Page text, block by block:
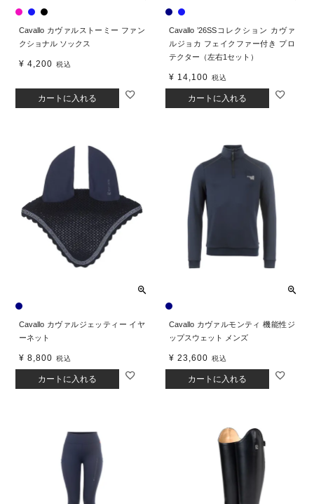
Cavallo カヴァルストーミー ファン
クショナル ソックス
¥ 4,200 税込
カートに入れる
Cavallo ’26SSコレクション カヴァ
ルジョカ フェイクファー付き プロ
テクター（左右1セット）
¥ 14,100 税込
カートに入れる
Cavallo カヴァルジェッティー イヤ
ーネット
¥ 8,800 税込
カートに入れる
Cavallo カヴァルモンティ 機能性ジ
ップスウェット メンズ
¥ 23,600 税込
カートに入れる